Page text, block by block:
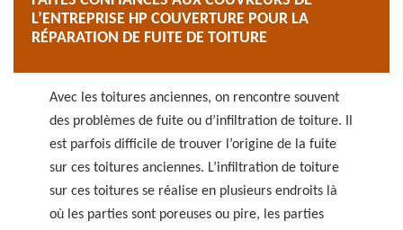
L’ENTREPRISE HP COUVERTURE POUR LA
RÉPARATION DE FUITE DE TOITURE
Avec les toitures anciennes, on rencontre souvent
des problèmes de fuite ou d’infiltration de toiture. Il
est parfois difficile de trouver l’origine de la fuite
sur ces toitures anciennes. L’infiltration de toiture
sur ces toitures se réalise en plusieurs endroits là
où les parties sont poreuses ou pire, les parties